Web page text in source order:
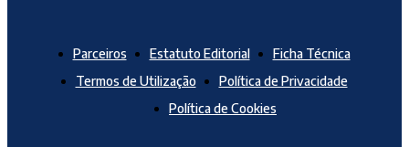
Parceiros Estatuto Editorial
Ficha Técnica
Termos de Utilização
Política de Privacidade
Política de Cookies